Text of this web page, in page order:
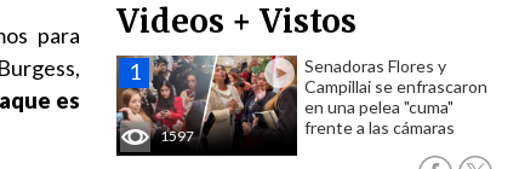
Videos + Vistos
1597
Senadoras Flores y
Campillai se enfrascaron
en una pelea "cuma"
frente a las cámaras
para
es